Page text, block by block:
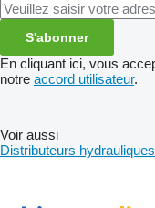
S'abonner
En cliquant ici, vous
notre accord utilisateur.
Voir aussi
Distributeurs